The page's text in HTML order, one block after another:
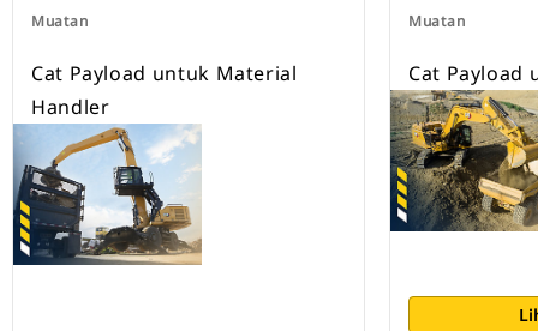
Muatan
Cat Payload untuk Material
Handler
Muatan
Cat Payload